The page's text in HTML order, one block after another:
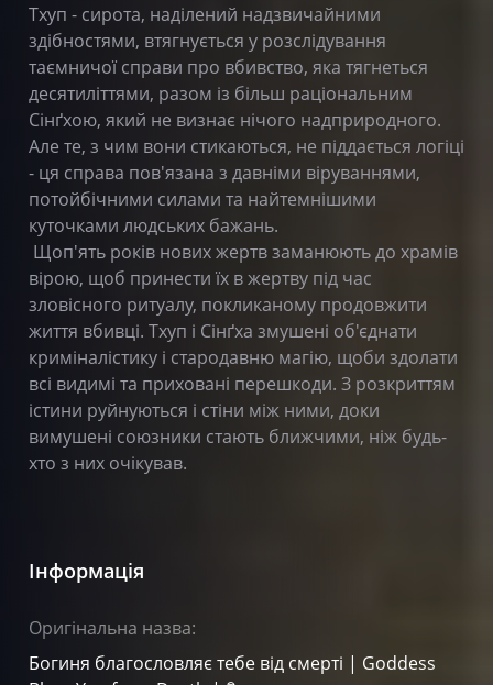
Тхуп - сирота, наділений надзвичайними
здібностями, втягнується у розслідування
таємничої справи про вбивство, яка тягнеться
десятиліттями, разом із більш раціональним
Сінґхою, який не визнає нічого надприродного.
Але те, з чим вони стикаються, не піддається логіці
- ця справа пов'язана з давніми віруваннями,
потойбічними силами та найтемнішими
куточками людських бажань.
Щоп'ять років нових жертв заманюють до храмів
вірою, щоб принести їх в жертву під час
зловісного ритуалу, покликаному продовжити
життя вбивці. Тхуп і Сінґха змушені об'єднати
криміналістику і стародавню магію, щоби здолати
всі видимі та приховані перешкоди. З розкриттям
істини руйнуються і стіни між ними, доки
вимушені союзники стають ближчими, ніж будь-
хто з них очікував.
Інформація
Оригінальна назва:
Богиня благословляє тебе від смерті | Goddess